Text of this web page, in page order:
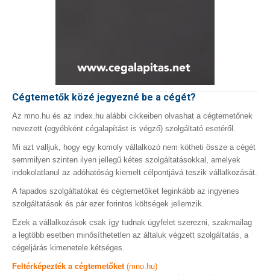
Cégtemetők közé jegyezné be a cégét?
Az mno.hu és az index.hu alábbi cikkeiben olvashat a cégtemetőnek
nevezett (egyébként cégalapítást is végző) szolgáltató esetéről.
Mi azt valljuk, hogy egy komoly vállalkozó nem kötheti össze a cégét
semmilyen szinten ilyen jellegű kétes szolgáltatásokkal, amelyek
indokolatlanul az adóhatóság kiemelt célpontjává teszik vállalkozását.
A fapados szolgáltatókat és cégtemetőket leginkább az ingyenes
szolgáltatások és pár ezer forintos költségek jellemzik.
Ezek a vállalkozások csak így tudnak ügyfelet szerezni, szakmailag
a legtöbb esetben minősíthetetlen az általuk végzett szolgáltatás, a
cégeljárás kimenetele kétséges.
Feltérképezték a cégtemetőket (mno.hu)